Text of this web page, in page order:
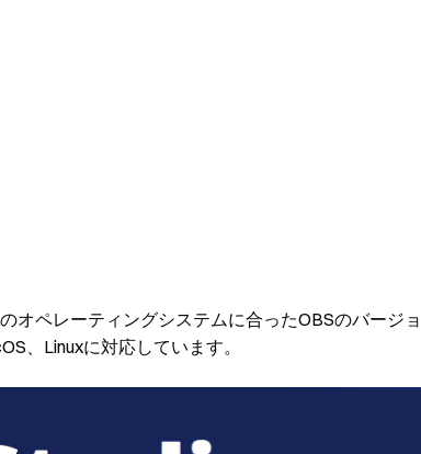
オペレーティングシステムに合ったOBSのバージョ
、Linuxに対応しています。